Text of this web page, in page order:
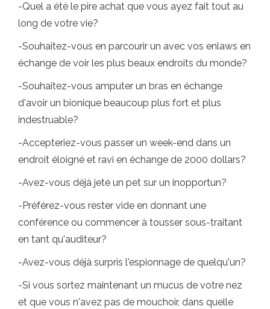
-Quel a été le pire achat que vous ayez fait tout au
long de votre vie?
-Souhaitez-vous en parcourir un avec vos enlaws en
échange de voir les plus beaux endroits du monde?
-Souhaitez-vous amputer un bras en échange
d'avoir un bionique beaucoup plus fort et plus
indestruable?
-Accepteriez-vous passer un week-end dans un
endroit éloigné et ravi en échange de 2000 dollars?
-Avez-vous déjà jeté un pet sur un inopportun?
-Préférez-vous rester vide en donnant une
conférence ou commencer à tousser sous-traitant
en tant qu'auditeur?
-Avez-vous déjà surpris l'espionnage de quelqu'un?
-Si vous sortez maintenant un mucus de votre nez
et que vous n'avez pas de mouchoir, dans quelle